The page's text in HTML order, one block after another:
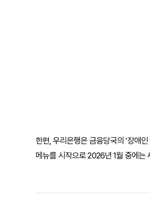
한편, 우리은행은 금융당국의 ‘장애
메뉴를 시작으로 2026년 1월 중에는